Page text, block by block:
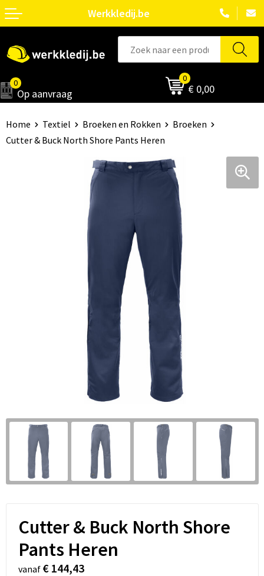
Werkkledij.be
0
Op aanvraag
0
€ 0,00
Home Textiel Broeken en Rokken
Broeken
Cutter & Buck North Shore Pants Heren
Cutter & Buck North Shore
Pants Heren
vanaf € 144,43